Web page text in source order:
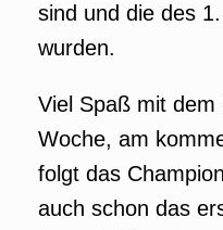
sind und die des
wurden.
Viel Spaß mit
Woche, am
folgt das
auch schon das